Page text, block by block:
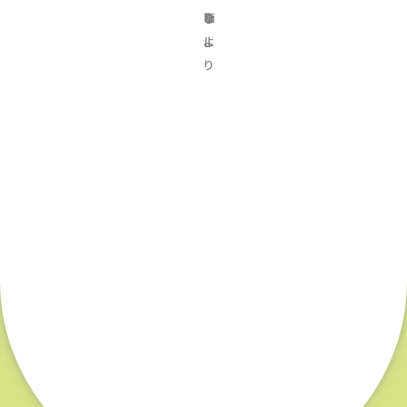
事
な
し
り
り
た
よ
り